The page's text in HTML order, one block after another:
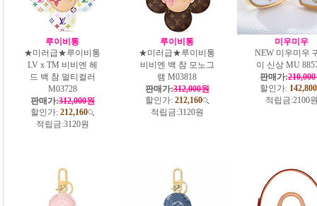
루이비통
★미러급★루이비통
LV x TM 비비엔 헤
드 백 참 멀티컬러
M03728
판매가:312,000원
할인가: 212,160
적립금:3120원
루이비통
★미러급★루이비통
비비엔 백 참 모노그
램 M03818
판매가:312,000원
할인가: 212,160
적립금:3120원
미우미우
NEW 미우미우
이 신상 MU
판매가:
할인가: 142,800
적립금:2100